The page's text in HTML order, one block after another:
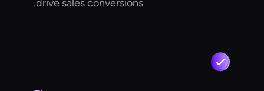
drive sales conversions.